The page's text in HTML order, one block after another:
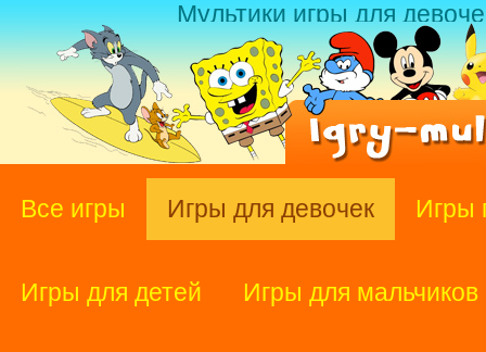
Мультики игры для
Все игры Игры для девочек Игры
Игры для детей Игры для мальчиков